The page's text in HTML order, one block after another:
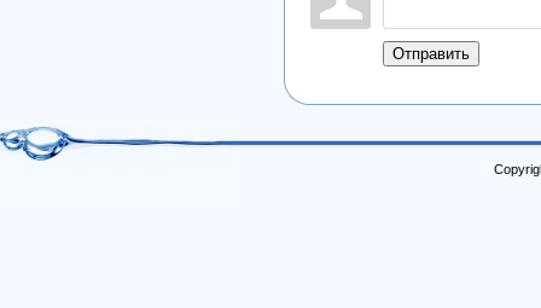
Отправить